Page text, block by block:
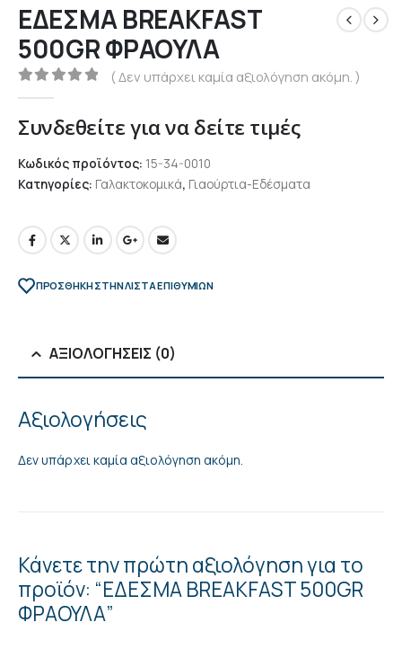
ΕΔΕΣΜΑ BREAKFAST
500GR ΦΡΑΟΥΛΑ
0out of 5
( Δεν υπάρχει καμία αξιολόγηση ακόμη. )
Συνδεθείτε για να δείτε τιμές
Κωδικός προϊόντος: 15-34-0010
Κατηγορίες: Γαλακτοκομικά, Γιαούρτια-Εδέσματα
ΠΡΌΣΘΉΚΗ ΣΤΗΝ ΛΊΣΤΑ ΕΠΙΘΥΜΙΏΝ
ΑΞΙΟΛΟΓΉΣΕΙΣ (0)
Αξιολογήσεις
Δεν υπάρχει καμία αξιολόγηση ακόμη.
Κάνετε την πρώτη αξιολόγηση για το
προϊόν: “ΕΔΕΣΜΑ BREAKFAST 500GR
ΦΡΑΟΥΛΑ”